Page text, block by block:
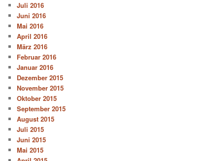
Juli 2016
Juni 2016
Mai 2016
April 2016
März 2016
Februar 2016
Januar 2016
Dezember 2015
November 2015
Oktober 2015
September 2015
August 2015
Juli 2015
Juni 2015
Mai 2015